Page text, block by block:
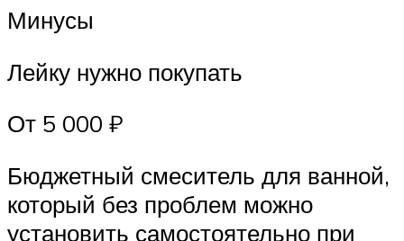
Минусы
Лейку нужно покупать
От 5 000 ₽
Бюджетный смеситель для ванной,
который без проблем можно
установить самостоятельно при